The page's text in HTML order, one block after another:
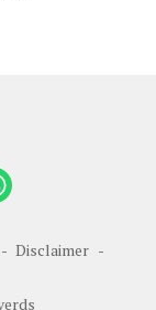
Disclaimer